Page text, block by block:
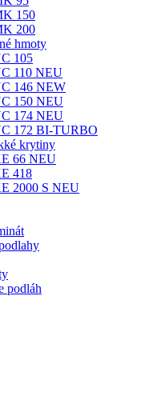
150
200
hmoty
105
110 NEU
146 NEW
150 NEU
174 NEU
172 BI-TURBO
krytiny
66 NEU
418
2000 S NEU
podláh